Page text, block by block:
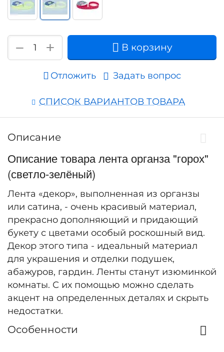
+
− В корзину
Отложить Задать вопрос
СПИСОК ВАРИАНТОВ ТОВАРА
Описание
Описание товара лента органза "горох"
(светло-зелёный)
Лента «декор», выполненная из органзы
или сатина, - очень красивый материал,
прекрасно дополняющий и придающий
букету с цветами особый роскошный вид.
Декор этого типа - идеальный материал
для украшения и отделки подушек,
абажуров, гардин. Ленты станут изюминкой
комнаты. С их помощью можно сделать
акцент на определенных деталях и скрыть
недостатки.
Особенности